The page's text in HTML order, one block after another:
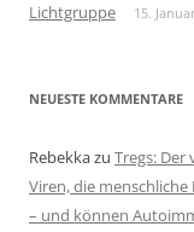
Lichtgruppe 15.
NEUESTE KOMMENTARE
Rebekkazu Tregs:
Viren, die
– und können